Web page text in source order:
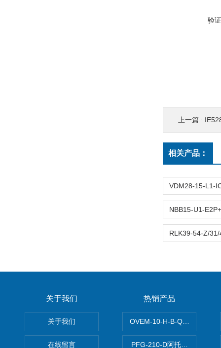
验
上一篇 :
相关产品：
关于我们
关于我们
在线留言
热销产品
OVEM-10-H-B-QO-CE-N-2P
PFG-210-D阿托斯ATOS电